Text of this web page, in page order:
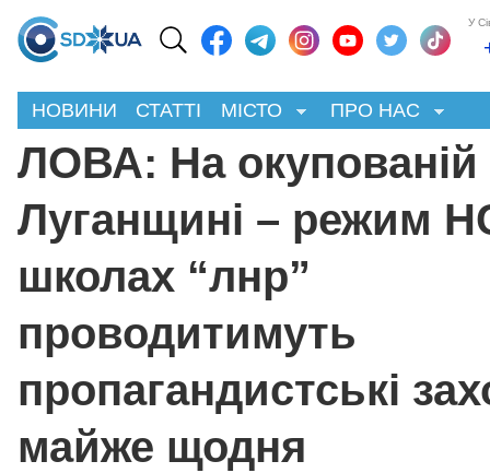
У
НОВИНИ СТАТТІ МІСТО ПРО НАС
ЛОВА: На окупованій
Луганщині – режим
школах “лнр”
проводитимуть
пропагандистські
майже щодня